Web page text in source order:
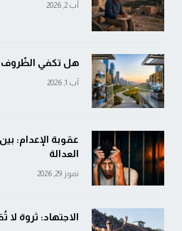
آب 2, 2026
هل تكفي الظّروف
آب 1, 2026
عقوبة الإعدام:
العدالة
تموز 29, 2026
الاجتهاد: ثروة لا